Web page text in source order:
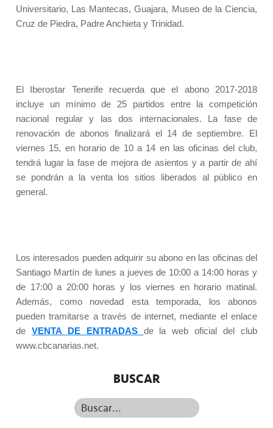
Universitario, Las Mantecas, Guajara, Museo de la Ciencia,
Cruz de Piedra, Padre Anchieta y Trinidad.
El Iberostar Tenerife recuerda que el abono 2017-2018
incluye un mínimo de 25 partidos entre la competición
nacional regular y las dos internacionales. La fase de
renovación de abonos finalizará el 14 de septiembre. El
viernes 15, en horario de 10 a 14 en las oficinas del club,
tendrá lugar la fase de mejora de asientos y a partir de ahí
se pondrán a la venta los sitios liberados al público en
general.
Los interesados pueden adquirir su abono en las oficinas del
Santiago Martín de lunes a jueves de 10:00 a 14:00 horas y
de 17:00 a 20:00 horas y los viernes en horario matinal.
Además, como novedad esta temporada, los abonos
pueden tramitarse a través de internet, mediante el enlace
de VENTA DE ENTRADAS de la web oficial del club
www.cbcanarias.net.
BUSCAR
Buscar...